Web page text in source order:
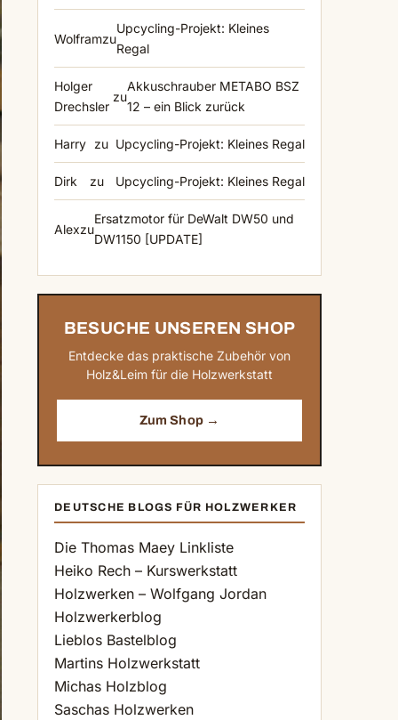
Wolframzu
Upcycling-Projekt: Kleines
Regal
Holger
Drechsler
zu
Akkuschrauber METABO BSZ
12 – ein Blick zurück
Harry zu Upcycling-Projekt: Kleines Regal
Dirk zu Upcycling-Projekt: Kleines Regal
Alexzu
Ersatzmotor für DeWalt DW50 und
DW1150 [UPDATE]
BESUCHE UNSEREN SHOP
Entdecke das praktische Zubehör von
Holz&Leim für die Holzwerkstatt
Zum Shop →
DEUTSCHE BLOGS FÜR HOLZWERKER
Die Thomas Maey Linkliste
Heiko Rech – Kurswerkstatt
Holzwerken – Wolfgang Jordan
Holzwerkerblog
Lieblos Bastelblog
Martins Holzwerkstatt
Michas Holzblog
Saschas Holzwerken